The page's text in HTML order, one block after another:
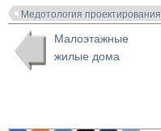
Медотология проектирования
Малоэтажные
жилые дома